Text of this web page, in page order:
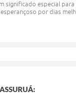
significado especial
por dias